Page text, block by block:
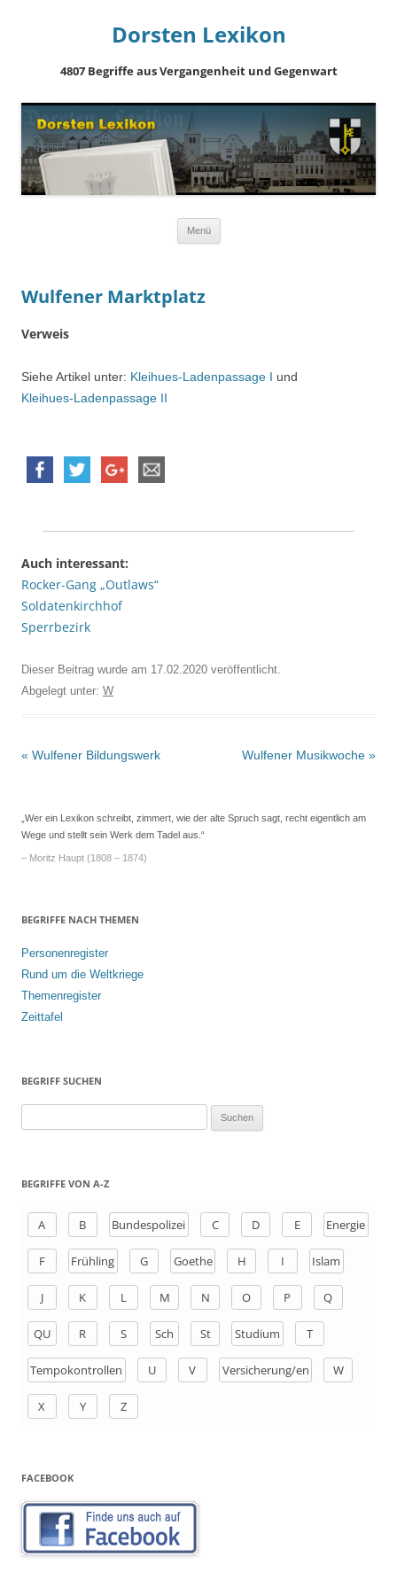
Dorsten Lexikon
4807 Begriffe aus Vergangenheit und Gegenwart
Menü
Wulfener Marktplatz
Verweis
Siehe Artikel unter: Kleihues-Ladenpassage I und
Kleihues-Ladenpassage II
Auch interessant:
Rocker-Gang „Outlaws“
Soldatenkirchhof
Sperrbezirk
Dieser Beitrag wurde am 17.02.2020 veröffentlicht.
Abgelegt unter: W
Beitrags-
« Wulfener Bildungswerk Wulfener Musikwoche »
„Wer ein Lexikon schreibt, zimmert, wie der alte Spruch sagt, recht eigentlich am
Wege und stellt sein Werk dem Tadel aus.“
– Moritz Haupt (1808 – 1874)
BEGRIFFE NACH THEMEN
Personenregister
Rund um die Weltkriege
Themenregister
Zeittafel
BEGRIFF SUCHEN
h
BEGRIFFE VON A-Z
A B Bundespolizei C D E Energie
F Frühling G Goethe H I Islam
J K L M N O P Q
QU R S Sch St Studium T
Tempokontrollen U V Versicherung/en W
X Y Z
FACEBOOK